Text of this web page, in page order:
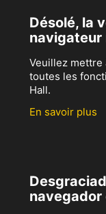
Désolé, la
navigateur
Veuillez
toutes les
Hall.
En savoir plus